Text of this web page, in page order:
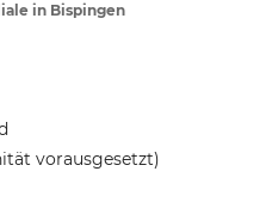
in Bispingen
vorausgesetzt)